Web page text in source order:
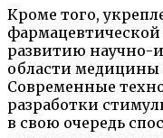
Кроме того,
фармацевтической
развитию научно-
области
Современные
разработки
в свою очередь